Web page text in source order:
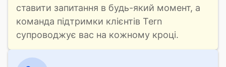
ставити запитання в будь-який момент, а
команда підтримки клієнтів Tern
супроводжує вас на кожному кроці.